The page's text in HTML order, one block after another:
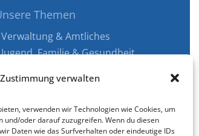
verwalten
verwenden wir Technologien wie Cookies, um
oder darauf zuzugreifen. Wenn du diesen
Daten wie das Surfverhalten oder eindeutige IDs
Themen
Verwaltung & Amtliches
Jugend, Familie & Gesundheit
Kunst, Kultur & Musik
Senioren & Inklusion